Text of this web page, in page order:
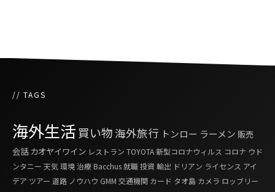
// TAGS
海外生活 買い物 海外旅行 トンロー ラーメン 販売
会話 カオヤイワイン レストラン TOYOTA新型コロナウィルス コロナ ウド
ンタニー 天気 環境治療Bacchus就職投資 輸出 ドリアン ライセンス アイ
デア ツアー 道路 ノウハウ GMM 交通機関 カード タオ島 カメラ ロッブリー